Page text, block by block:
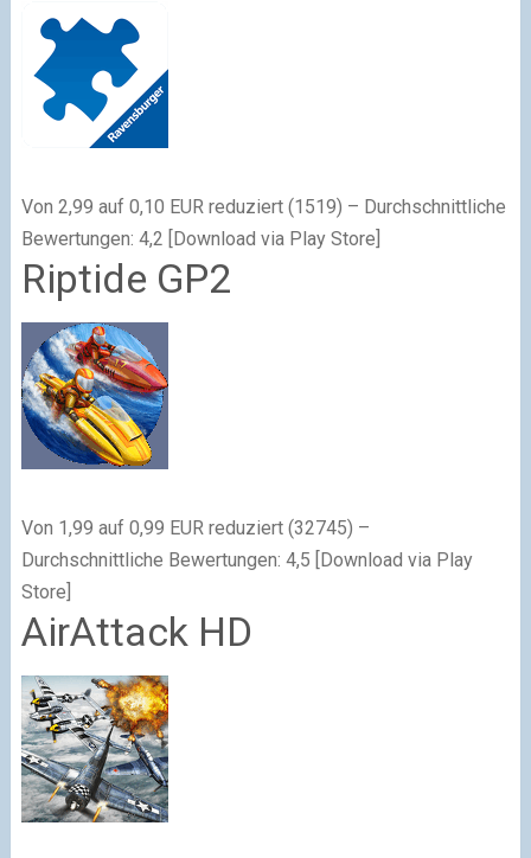
Von 2,99 auf 0,10 EUR reduziert (1519) – Durchschnittliche
Bewertungen: 4,2 [Download via Play Store]
Riptide GP2
Von 1,99 auf 0,99 EUR reduziert (32745) –
Durchschnittliche Bewertungen: 4,5 [Download via Play
Store]
AirAttack HD